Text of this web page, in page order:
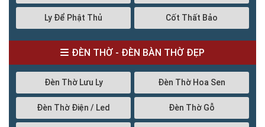
Ly Để Phật Thủ Cốt Thất Bảo
ĐÈN THỜ - ĐÈN BÀN THỜ ĐẸP
Đèn Thờ Lưu Ly Đèn Thờ Hoa Sen
Đèn Thờ Điện / Led Đèn Thờ Gỗ